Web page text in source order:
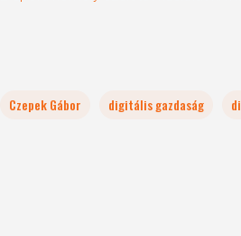
Czepek Gábor digitális gazdaság